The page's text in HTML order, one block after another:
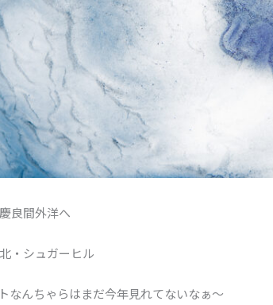
良間外洋へ
・シュガーヒル
なんちゃらはまだ今年見れてないなぁ〜